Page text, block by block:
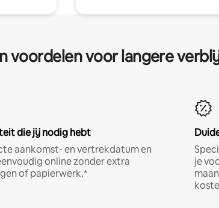
voordelen voor langere
die jij nodig hebt
aankomst- en vertrekdatum en
online zonder extra
of papierwerk.*
je